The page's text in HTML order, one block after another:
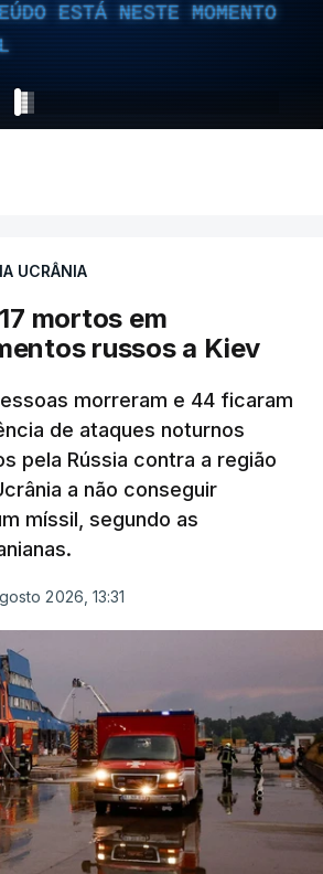
ESTÁ NESTE MOMENTO
UCRÂNIA
mortos em
russos a Kiev
morreram e 44 ficaram
de ataques noturnos
pela Rússia contra a região
a não conseguir
míssil, segundo as
2026, 13:31